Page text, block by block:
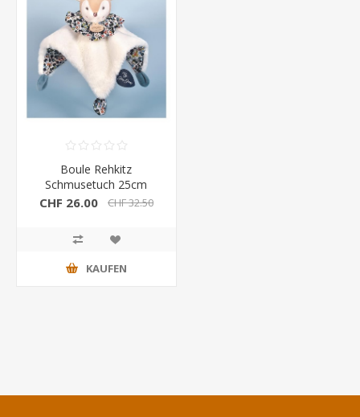
Boule Rehkitz
Schmusetuch 25cm
CHF 26.00 CHF 32.50
KAUFEN